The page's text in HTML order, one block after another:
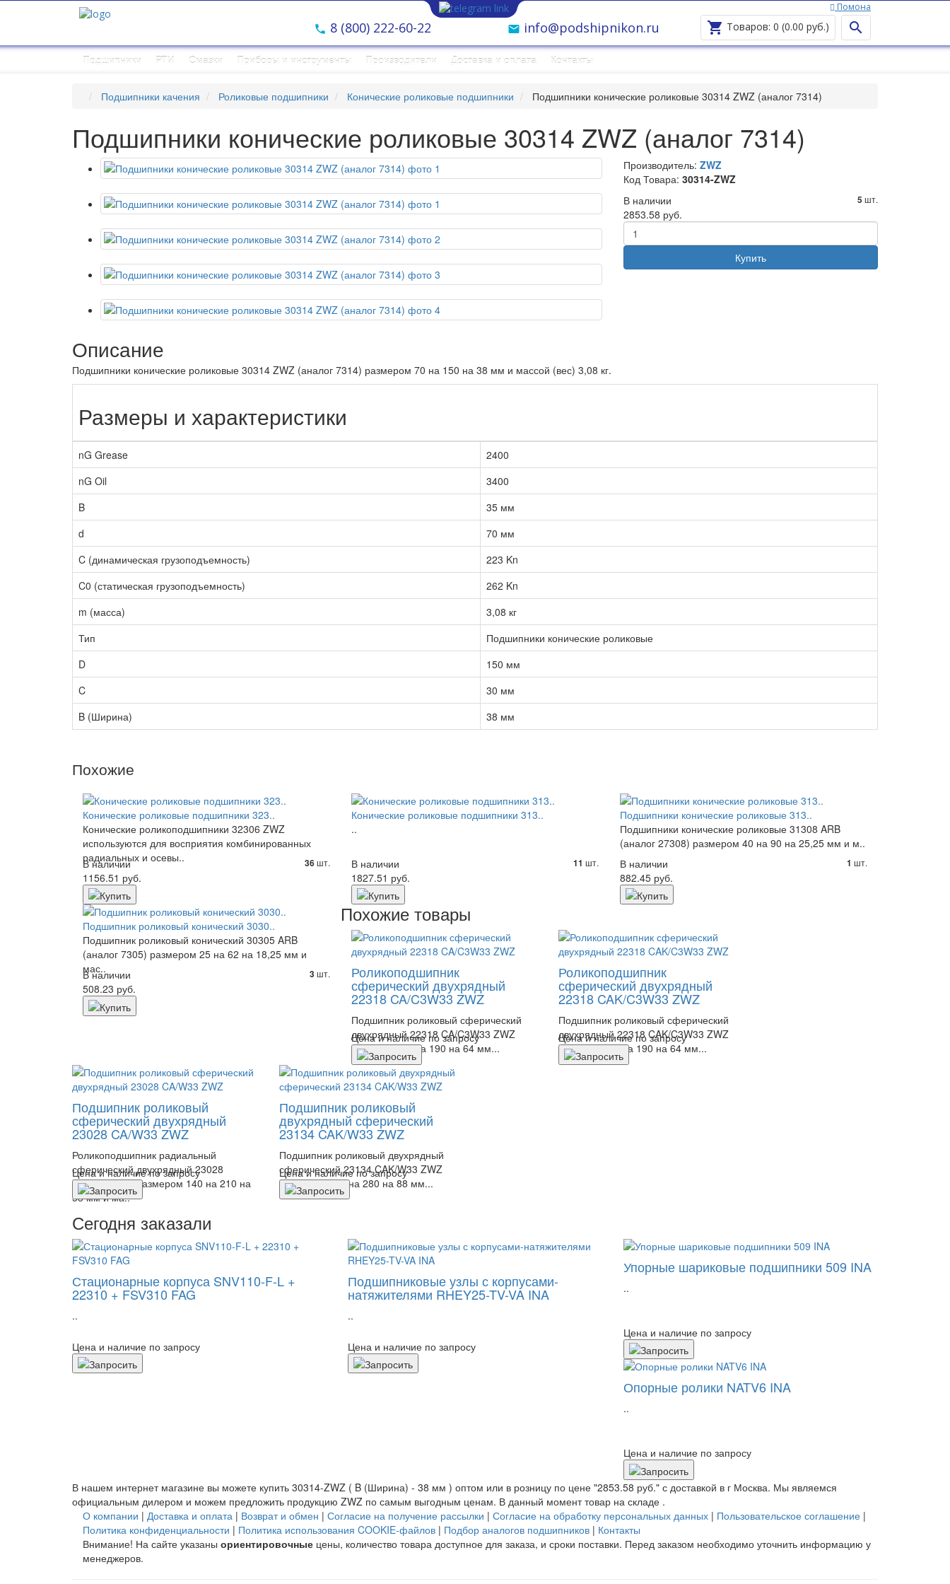
Помона
Ваш город —Помона?
8 (800) 222-60-22 info@podshipnikon.ru  Товаров: 0 (0.00 руб.) 
Подшипники РТИ Смазки Приборы и инструменты Производители Доставка и оплата Контакты
Подшипники качения Роликовые подшипники Конические роликовые подшипники Подшипники конические роликовые 30314 ZWZ (аналог 7314)
Подшипники конические роликовые 30314 ZWZ (аналог 7314)
Производитель: ZWZ
Код Товара: 30314-ZWZ
В наличии
5 шт.
2853.58 руб.
Купить
Описание
Подшипники конические роликовые 30314 ZWZ (аналог 7314) размером 70 на 150 на 38 мм и массой (вес) 3,08 кг.
Размеры и характеристики
nG Grease
2400
nG Oil
3400
B
35 мм
d
70 мм
C (динамическая грузоподъемность)
223 Kn
C0 (статическая грузоподъемность)
262 Kn
m (масса)
3,08 кг
Тип
Подшипники конические роликовые
D
150 мм
C
30 мм
B (Ширина)
38 мм
Похожие
Конические роликовые подшипники 323..
Конические роликоподшипники 32306 ZWZ
используются для восприятия комбинированных
радиальных и осевы..
В наличии 36 шт.
1156.51 руб.
Конические роликовые подшипники 313..
..
В наличии 11 шт.
1827.51 руб.
Подшипники конические роликовые 313..
Подшипники конические роликовые 31308 ARB
(аналог 27308) размером 40 на 90 на 25,25 мм и м..
В наличии
1 шт.
882.45 руб.
Подшипник роликовый конический 3030..
Подшипник роликовый конический 30305 ARB
(аналог 7305) размером 25 на 62 на 18,25 мм и
мас..
В наличии 3 шт.
508.23 руб.
Похожие товары
Роликоподшипник
сферический двухрядный
22318 CA/C3W33 ZWZ
Подшипник роликовый сферический
двухрядный 22318 CA/C3W33 ZWZ
размером 90 на 190 на 64 мм...
Цена и наличие по запросу
Роликоподшипник
сферический двухрядный
22318 CAK/C3W33 ZWZ
Подшипник роликовый сферический
двухрядный 22318 CAK/C3W33 ZWZ
размером 90 на 190 на 64 мм...
Цена и наличие по запросу
Подшипник роликовый
сферический двухрядный
23028 CA/W33 ZWZ
Роликоподшипник радиальный
сферический двухрядный 23028
CA/W33 ZWZ размером 140 на 210 на
53 мм и ма..
Цена и наличие по запросу
Подшипник роликовый
двухрядный сферический
23134 CAK/W33 ZWZ
Подшипник роликовый двухрядный
сферический 23134 CAK/W33 ZWZ
размером 170 на 280 на 88 мм...
Цена и наличие по запросу
Сегодня заказали
Стационарные корпуса SNV110-F-L +
22310 + FSV310 FAG
..
Цена и наличие по запросу
Подшипниковые узлы с корпусами-
натяжителями RHEY25-TV-VA INA
..
Цена и наличие по запросу
Упорные шариковые подшипники 509 INA
..
Цена и наличие по запросу
Опорные ролики NATV6 INA
..
Цена и наличие по запросу
В нашем интернет магазине вы можете купить 30314-ZWZ ( B (Ширина) - 38 мм ) оптом или в розницу по цене "2853.58 руб." с доставкой в г Москва. Мы являемся
официальным дилером и можем предложить продукцию ZWZ по самым выгодным ценам. В данный момент товар на складе .
О компании | Доставка и оплата | Возврат и обмен | Согласие на получение рассылки | Согласие на обработку персональных данных | Пользовательское соглашение |
Политика конфиденциальности | Политика использования COOKIE-файлов | Подбор аналогов подшипников | Контакты
Внимание! На сайте указаны ориентировочные цены, количество товара доступное для заказа, и сроки поставки. Перед заказом необходимо уточнить информацию у
менеджеров.